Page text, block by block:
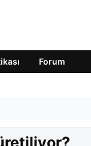
Forum